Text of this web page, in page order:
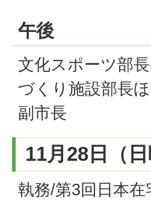
午後
文化スポーツ部
づくり施設部長
副市長
11月28日（日
執務/第3回日本